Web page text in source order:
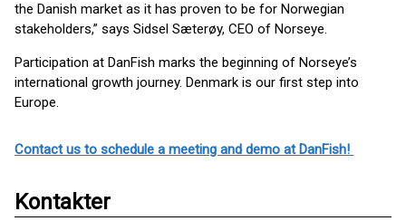
the Danish market as it has proven to be for Norwegian
stakeholders,” says Sidsel Sæterøy, CEO of Norseye.
Participation at DanFish marks the beginning of Norseye’s
international growth journey. Denmark is our first step into
Europe.
Contact us to schedule a meeting and demo at DanFish!
Kontakter